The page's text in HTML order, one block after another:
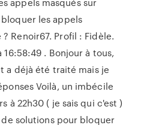
les appels
Renoir67. Profil : Fidèle.
16:58:49 . Bonjour à tous,
a déjà été traité mais je
Voilà, un imbécile
à 22h30 ( je sais qui c'est )
solutions pour bloquer